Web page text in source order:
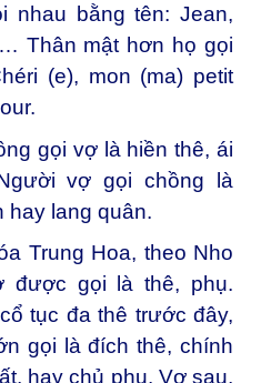
nhau bằng tên: Jean,
Thân mật hơn họ gọi
(e), mon (ma) petit
gọi vợ là hiền thê, ái
vợ gọi chồng là
hay lang quân.
Trung Hoa, theo Nho
được gọi là thê, phụ.
tục đa thê trước đây,
gọi là đích thê, chính
hay chủ phụ. Vợ sau,